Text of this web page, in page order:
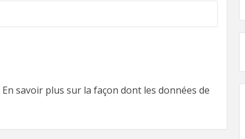
En savoir plus sur la façon dont les données de